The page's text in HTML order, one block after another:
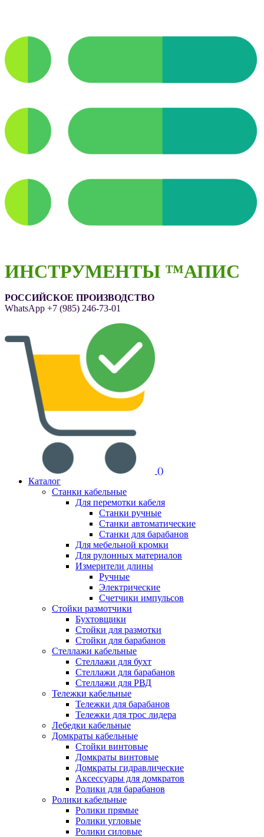
ИНСТРУМЕНТЫ ™АПИС
РОССИЙСКОЕ ПРОИЗВОДСТВО
WhatsApp +7 (985) 246-73-01
()
Каталог
Станки кабельные
Для перемотки кабеля
Станки ручные
Станки автоматические
Станки для барабанов
Для мебельной кромки
Для рулонных материалов
Измерители длины
Ручные
Электрические
Счетчики импульсов
Стойки размотчики
Бухтовщики
Стойки для размотки
Стойки для барабанов
Стеллажи кабельные
Стеллажи для бухт
Стеллажи для барабанов
Стеллажи для РВД
Тележки кабельные
Тележки для барабанов
Тележки для трос лидера
Лебедки кабельные
Домкраты кабельные
Стойки винтовые
Домкраты винтовые
Домкраты гидравлические
Аксессуары для домкратов
Ролики для барабанов
Ролики кабельные
Ролики прямые
Ролики угловые
Ролики силовые